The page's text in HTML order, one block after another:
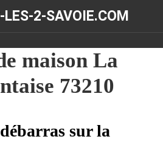
LES-2-SAVOIE.COM
maison La
73210
sur la